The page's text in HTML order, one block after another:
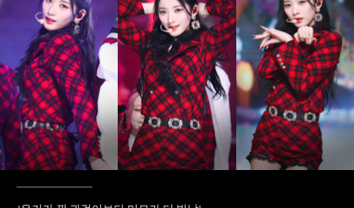
____________